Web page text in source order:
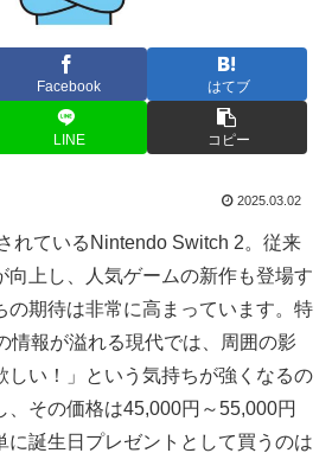
Facebook はてブ
LINE コピー
2025.03.02
れているNintendo Switch 2。従来
向上し、人気ゲームの新作も登場す
の期待は非常に高まっています。特
情報が溢れる現代では、周囲の影
しい！」という気持ちが強くなるの
、その価格は45,000円～55,000円
に誕生日プレゼントとして買うのは